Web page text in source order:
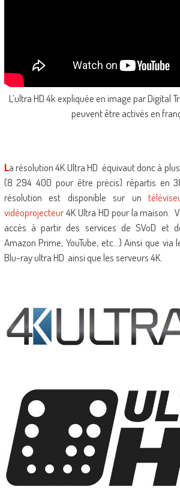
L’ultra HD 4k expliquée en image par Digital
peuvent être activés en
La résolution 4K Ultra HD équivaut donc à
(8 294 400 pour être précis) répartis en
résolution est disponible sur un
vidéoprojecteur4K Ultra HD pour la maison.
accès à partir des services de SVoD et
Amazon Prime, YouTube, etc…) Ainsi que via
Blu-ray ultra HD ainsi que les serveurs 4K.